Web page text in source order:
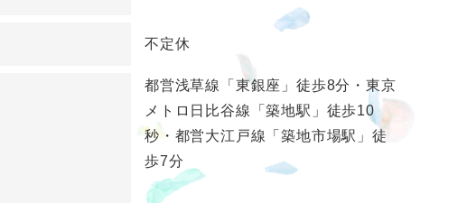
不定休
都営浅草線「東銀座」徒歩8分・東京
メトロ日比谷線「築地駅」徒歩10
秒・都営大江戸線「築地市場駅」徒
歩7分